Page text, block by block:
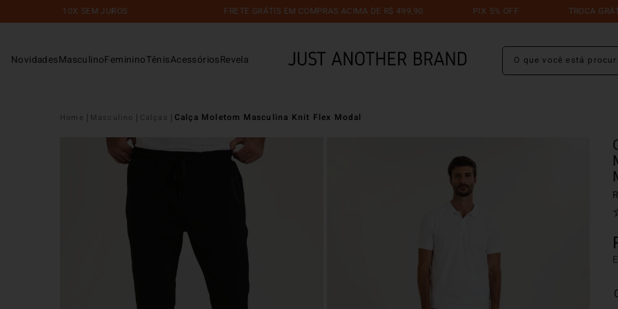
10X SEM JUROS FRETE GRÁTIS EM COMPRAS ACIMA DE R$ 499,90 PIX 5% OFF TROCA GRÁTIS ATÉ
NovidadesMasculinoFemininoTênisAcessóriosRevela
O que você está
Masculino Calças Calça Moletom Masculina Knit Flex Modal